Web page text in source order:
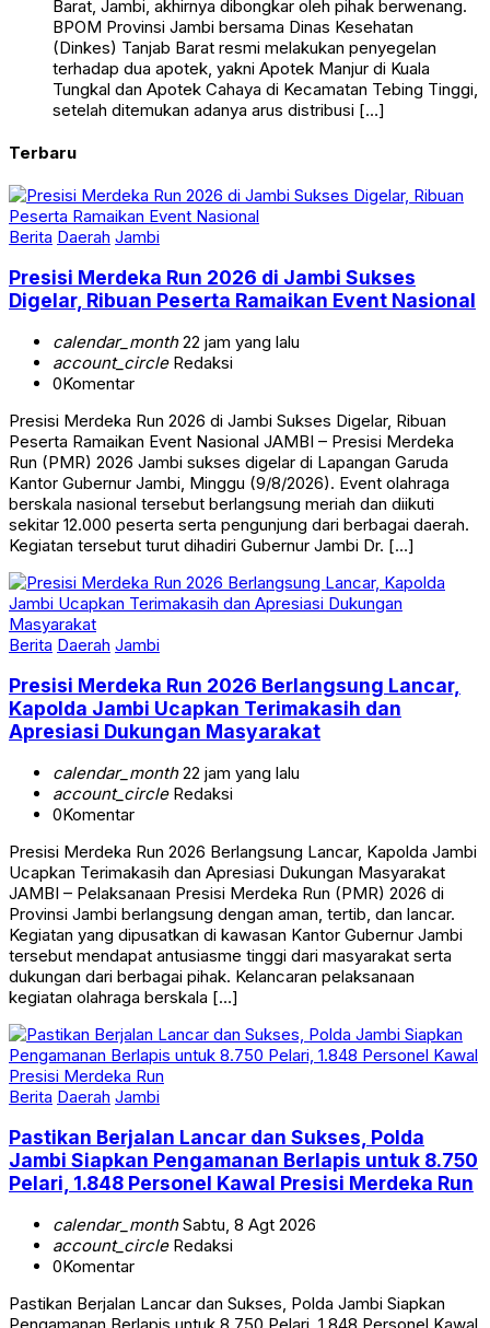
Barat, Jambi, akhirnya dibongkar oleh pihak berwenang.
BPOM Provinsi Jambi bersama Dinas Kesehatan
(Dinkes) Tanjab Barat resmi melakukan penyegelan
terhadap dua apotek, yakni Apotek Manjur di Kuala
Tungkal dan Apotek Cahaya di Kecamatan Tebing Tinggi,
setelah ditemukan adanya arus distribusi […]
Terbaru
Berita Daerah Jambi
Presisi Merdeka Run 2026 di Jambi Sukses
Digelar, Ribuan Peserta Ramaikan Event Nasional
calendar_month22 jam yang lalu
account_circleRedaksi
0Komentar
Presisi Merdeka Run 2026 di Jambi Sukses Digelar, Ribuan
Peserta Ramaikan Event Nasional JAMBI – Presisi Merdeka
Run (PMR) 2026 Jambi sukses digelar di Lapangan Garuda
Kantor Gubernur Jambi, Minggu (9/8/2026). Event olahraga
berskala nasional tersebut berlangsung meriah dan diikuti
sekitar 12.000 peserta serta pengunjung dari berbagai daerah.
Kegiatan tersebut turut dihadiri Gubernur Jambi Dr. […]
Berita Daerah Jambi
Presisi Merdeka Run 2026 Berlangsung Lancar,
Kapolda Jambi Ucapkan Terimakasih dan
Apresiasi Dukungan Masyarakat
calendar_month22 jam yang lalu
account_circleRedaksi
0Komentar
Presisi Merdeka Run 2026 Berlangsung Lancar, Kapolda Jambi
Ucapkan Terimakasih dan Apresiasi Dukungan Masyarakat
JAMBI – Pelaksanaan Presisi Merdeka Run (PMR) 2026 di
Provinsi Jambi berlangsung dengan aman, tertib, dan lancar.
Kegiatan yang dipusatkan di kawasan Kantor Gubernur Jambi
tersebut mendapat antusiasme tinggi dari masyarakat serta
dukungan dari berbagai pihak. Kelancaran pelaksanaan
kegiatan olahraga berskala […]
Berita Daerah Jambi
Pastikan Berjalan Lancar dan Sukses, Polda
Jambi Siapkan Pengamanan Berlapis untuk 8.750
Pelari, 1.848 Personel Kawal Presisi Merdeka Run
calendar_monthSabtu, 8 Agt 2026
account_circleRedaksi
0Komentar
Pastikan Berjalan Lancar dan Sukses, Polda Jambi Siapkan